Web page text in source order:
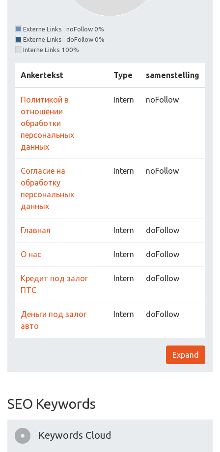
Externe Links : noFollow 0%
Externe Links : doFollow 0%
Interne Links 100%
Ankertekst Type samenstelling
Политикой в
отношении
обработки
персональных
данных
Intern noFollow
Согласие на
обработку
персональных
данных
Intern noFollow
Главная Intern doFollow
О нас Intern doFollow
Кредит под залог
ПТС
Intern doFollow
Деньги под залог
авто
Intern doFollow
Expand
SEO Keywords
Keywords Cloud